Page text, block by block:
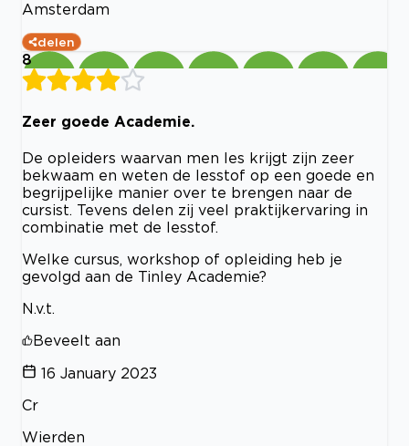
Amsterdam
delen
8
Zeer goede Academie.
De opleiders waarvan men les krijgt zijn zeer
bekwaam en weten de lesstof op een goede en
begrijpelijke manier over te brengen naar de
cursist. Tevens delen zij veel praktijkervaring in
combinatie met de lesstof.
Welke cursus, workshop of opleiding heb je
gevolgd aan de Tinley Academie?
N.v.t.
Beveelt aan
16 January 2023
Cr
Wierden